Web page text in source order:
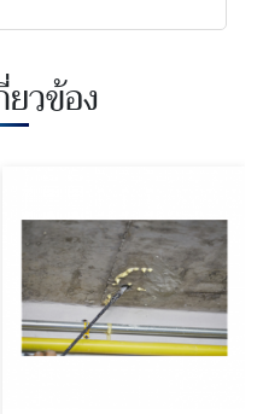
วข้อง